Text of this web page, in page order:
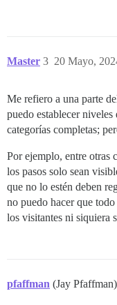
Master 20 Mayo,
3
Me refiero a una parte
puedo establecer
categorías completas;
Por ejemplo, entre otras
los pasos solo sean
que no lo estén deben
no puedo hacer que
los visitantes ni siquiera
pfaffman (Jay Pfaffman)